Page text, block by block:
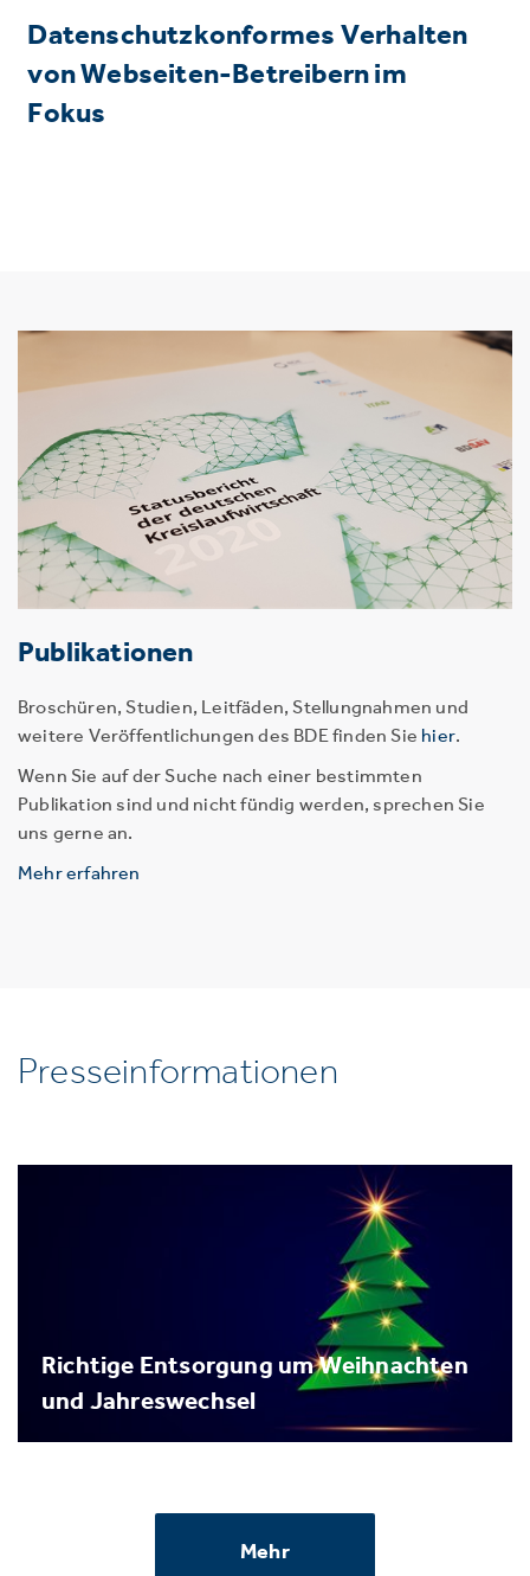
Datenschutzkonformes Verhalten
von Webseiten-Betreibern im
Fokus
Publikationen
Broschüren, Studien, Leitfäden, Stellungnahmen und
weitere Veröffentlichungen des BDE finden Sie hier.
Wenn Sie auf der Suche nach einer bestimmten
Publikation sind und nicht fündig werden, sprechen Sie
uns gerne an.
Mehr erfahren
Presseinformationen
Richtige Entsorgung um Weihnachten
und Jahreswechsel
Mehr